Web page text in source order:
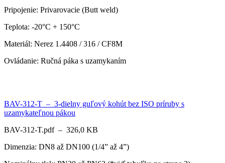
Pripojenie: Privarovacie (Butt weld)
Teplota: -20°C + 150°C
Materiál: Nerez 1.4408 / 316 / CF8M
Ovládanie: Ručná páka s uzamykaním
BAV-312-T – 3-dielny guľový kohút bez ISO príruby s
uzamykateľnou pákou
BAV-312-T.pdf – 326,0 KB
Dimenzia: DN8 až DN100 (1/4” až 4”)